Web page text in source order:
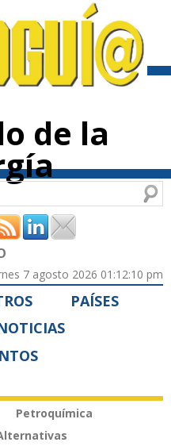
de la
7 agosto 2026 01:12:10 pm
PAÍSES
Petroquímica